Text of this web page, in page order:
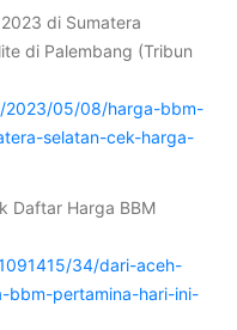
di Sumatera
di Palembang (Tribun
2023/05/08/harga-bbm-
selatan-cek-harga-
Daftar Harga BBM
34/dari-aceh-
bbm-pertamina-hari-ini-